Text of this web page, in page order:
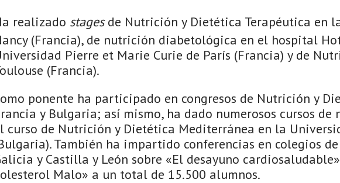
realizado stagesde Nutrición y Dietética Terapéutica en
(Francia), de nutrición diabetológica en el hospital
Pierre et Marie Curie de París (Francia) y de
(Francia).
ponente ha participado en congresos de Nutrición y
y Bulgaria; así mismo, ha dado numerosos cursos de
curso de Nutrición y Dietética Mediterránea en la
También ha impartido conferencias en colegios
y Castilla y León sobre «El desayuno
Malo» a un total de 15.500 alumnos.